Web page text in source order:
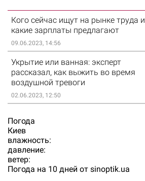
Кого сейчас ищут на рынке труда и
какие зарплаты предлагают
09.06.2023, 14:56
Укрытие или ванная: эксперт
рассказал, как выжить во время
воздушной тревоги
02.06.2023, 12:50
Погода
Киев
влажность:
давление:
ветер:
Погода на 10 дней от sinoptik.ua